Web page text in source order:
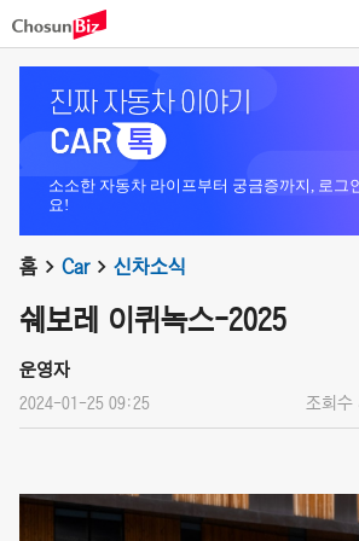
소소한 자동차 라이프부터 궁금증까지, 로그
요!
홈 Car 신차소식
쉐보레 이퀴녹스-2025
운영자
2024-01-25 09:25 조회수